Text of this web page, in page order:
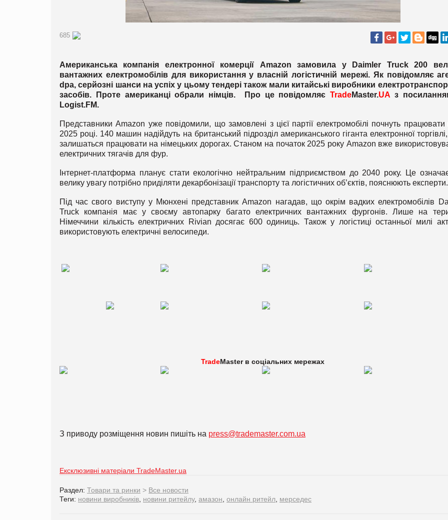
685
Американська компанія електронної комерції Amazon замовила у Daimler Truck 200
вантажних електромобілів для використання у власній логістичній мережі. Як повідомляє
dpa, серйозні шанси на успіх у цьому тендері також мали китайські виробники
засобів. Проте американці обрали німців. Про це повідомляєTradeMaster.UA з
Logist.FM.
Представники Amazon уже повідомили, що замовлені з цієї партії електромобілі почнуть
2025 році. 140 машин надійдуть на британський підрозділ американського гіганта електронної
залишаться працювати на німецьких дорогах. Станом на початок 2025 року Amazon вже
електричних тягачів для фур.
Інтернет-платформа планує стати екологічно нейтральним підприємством до 2040 року. Це
велику увагу потрібно приділяти декарбонізації транспорту та логістичних об’єктів, пояснюють експерти.
Під час свого виступу у Мюнхені представник Amazon нагадав, що окрім вадких електромобілів
Truck компанія має у своєму автопарку багато електричних вантажних фургонів. Лише на
Німеччини кількість електричних Rivian досягає 600 одиниць. Також у логістиці останньої милі
використовують електричні велосипеди.
TradeMaster в соціальних мережах
З приводу розміщення новин пишіть на press@trademaster.com.ua
Ексклюзивні матеріали TradeMaster.ua
Раздел: Товари та ринки > Все новости
Теги: новини виробників новини ритейлу, амазон онлайн ритейл мерседес